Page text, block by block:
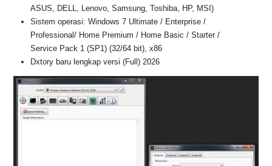
ASUS, DELL, Lenovo, Samsung, Toshiba, HP, MSI)
Sistem operasi: Windows 7 Ultimate / Enterprise /
Professional/ Home Premium / Home Basic / Starter /
Service Pack 1 (SP1) (32/64 bit), x86
Dxtory baru lengkap versi (Full) 2026